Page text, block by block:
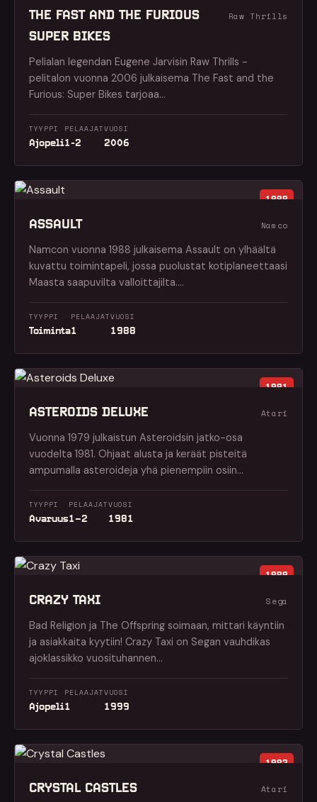
THE FAST AND THE FURIOUS
SUPER BIKES
Raw Thrills
Pelialan legendan Eugene Jarvisin Raw Thrills -
pelitalon vuonna 2006 julkaisema The Fast and the
Furious: Super Bikes tarjoaa…
TYYPPI
Ajopeli
PELAAJAT
1-2
VUOSI
2006
1988
ASSAULT Namco
Namcon vuonna 1988 julkaisema Assault on ylhäältä
kuvattu toimintapeli, jossa puolustat kotiplaneettaasi
Maasta saapuvilta valloittajilta.…
TYYPPI
Toiminta
PELAAJAT
1
VUOSI
1988
1981
ASTEROIDS DELUXE Atari
Vuonna 1979 julkaistun Asteroidsin jatko-osa
vuodelta 1981. Ohjaat alusta ja keräät pisteitä
ampumalla asteroideja yhä pienempiin osiin…
TYYPPI
Avaruus
PELAAJAT
1–2
VUOSI
1981
1999
CRAZY TAXI Sega
Bad Religion ja The Offspring soimaan, mittari käyntiin
ja asiakkaita kyytiin! Crazy Taxi on Segan vauhdikas
ajoklassikko vuosituhannen…
TYYPPI
Ajopeli
PELAAJAT
1
VUOSI
1999
1983
CRYSTAL CASTLES Atari